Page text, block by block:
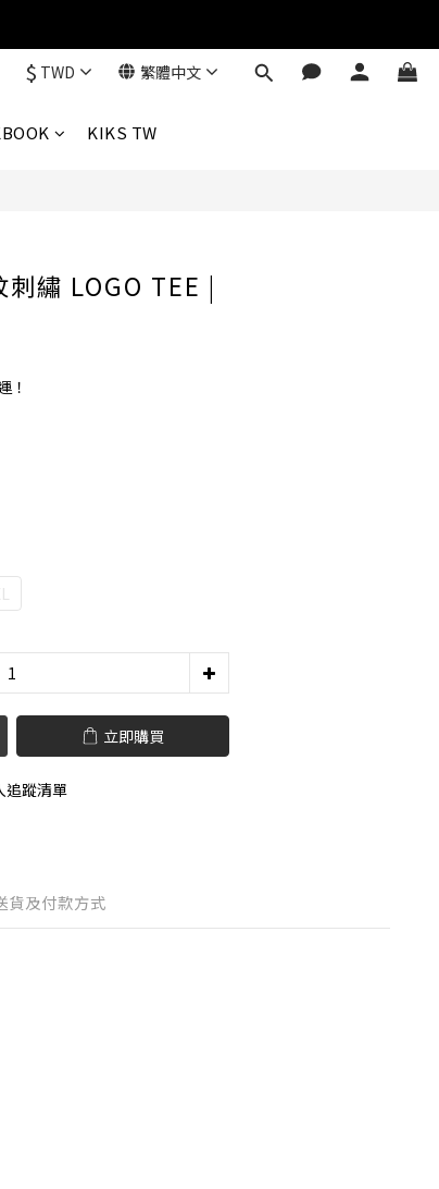
$ TWD 繁體中文
KIKS TW
刺繡 LOGO TEE |
！
立即購買
追蹤清單
貨及付款方式
立即購買